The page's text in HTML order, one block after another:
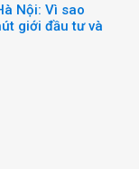
Nội: Vì sao
giới đầu tư và